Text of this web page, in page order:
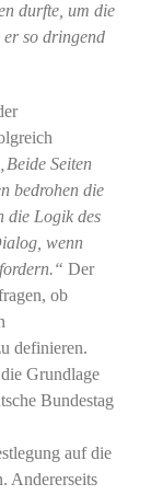
durfte, um die
er so dringend
„Beide Seiten
bedrohen die
die Logik des
wenn
Der
ob
definieren.
Grundlage
Bundestag
auf die
Andererseits